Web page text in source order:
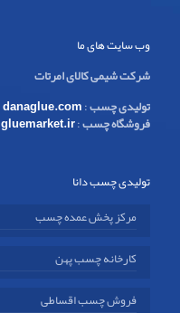
وب سایت های ما
شرکت شیمی کالای امرتات
تولیدی چسب:
danaglue.com
فروشگاه چسب:
gluemarket.ir
تولیدی چسب دانا
مرکز پخش عمده چسب
کارخانه چسب پهن
فروش چسب اقساطی